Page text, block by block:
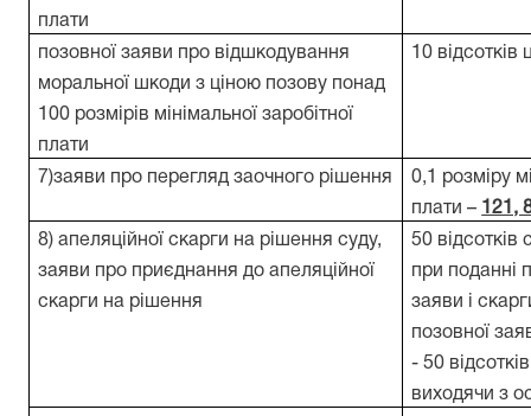
плати
позовної заяви про відшкодування
моральної шкоди з ціною позову понад
100 розмірів мінімальної заробітної
плати
10 відсотків
7)заяви про перегляд заочного рішення
0,1 розміру
плати –
121,
8) апеляційної скарги на рішення суду,
заяви про приєднання до апеляційної
скарги на рішення
50 відсотків
при поданні
заяви і
позовної
- 50
виходячи з